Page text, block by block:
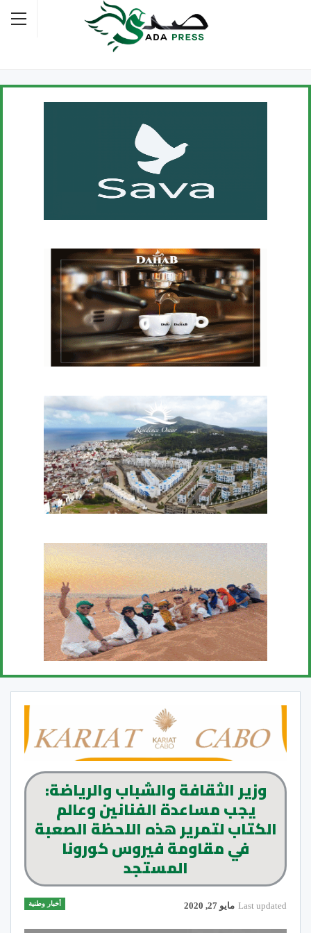
وزير الثقافة والشباب والرياضة:
يجب مساعدة الفنانين وعالم
الكتاب لتمرير هذه اللحظة الصعبة
في مقاومة فيروس كورونا
المستجد
أخبار وطنية Last updated مايو 27, 2020